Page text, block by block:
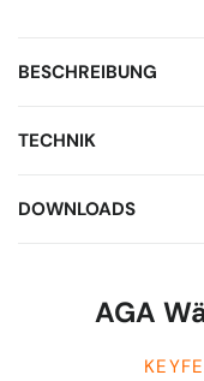
BESCHREIBUNG
TECHNIK
DOWNLOADS
AGA